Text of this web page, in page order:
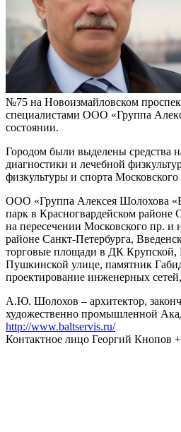
№75 на Новоизмайловском
специалистами ООО «Группа
состоянии.
Городом были выделены средства
диагностики и лечебной
физкультуры и спорта Московского
ООО «Группа Алексея Шолохова
парк в Красногвардейском
на пересечении Московского пр. и
районе Санкт-Петербурга,
торговые площади в ДК Крупской,
Пушкинской улице, памятник
проектирование инженерных
А.Ю. Шолохов – архитектор,
художественно промышленной
http://www.baltservis.ru/
Контактное лицо Георгий Кнопов